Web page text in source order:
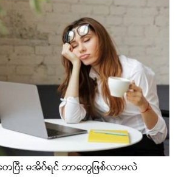
ေပြီး မအိပ်ရင် ဘာတွေဖြစ်လာမလဲ